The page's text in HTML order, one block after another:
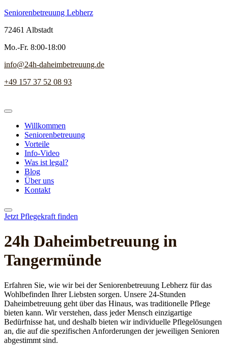
Seniorenbetreuung Lebherz
72461 Albstadt
Mo.-Fr. 8:00-18:00
info@24h-daheimbetreuung.de
+49 157 37 52 08 93
Willkommen
Seniorenbetreuung
Vorteile
Info-Video
Was ist legal?
Blog
Über uns
Kontakt
Jetzt Pflegekraft finden
24h Daheim­betreuung in
Tangermünde
Erfahren Sie, wie wir bei der Seniorenbetreuung Lebherz für das
Wohlbefinden Ihrer Liebsten sorgen. Unsere 24-Stunden
Daheimbetreuung geht über das Hinaus, was traditionelle Pflege
bieten kann. Wir verstehen, dass jeder Mensch einzigartige
Bedürfnisse hat, und deshalb bieten wir individuelle Pflegelösungen
an, die auf die spezifischen Anforderungen der jeweiligen Senioren
abgestimmt sind.